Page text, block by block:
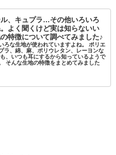
、キュプラ…その他いろいろ
よく聞くけど実は知らないい
特徴について調べてみました♪
ろな生地が使われていますよね。 ポリエ
ラ、綿、麻、ポリウレタン、レーヨンな
、いつも耳にするから知っているようで
そんな生地の特徴をまとめてみました